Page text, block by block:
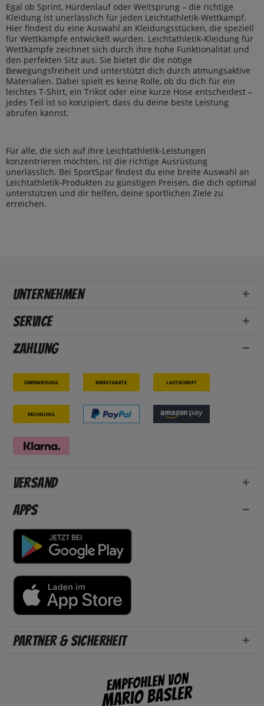
Egal ob Sprint, Hürdenlauf oder Weitsprung – die richtige
Kleidung ist unerlässlich für jeden Leichtathletik-Wettkampf.
Hier findest du eine Auswahl an Kleidungsstücken, die speziell
für Wettkämpfe entwickelt wurden. Leichtathletik-Kleidung für
Wettkämpfe zeichnet sich durch ihre hohe Funktionalität und
den perfekten Sitz aus. Sie bietet dir die nötige
Bewegungsfreiheit und unterstützt dich durch atmungsaktive
Materialien. Dabei spielt es keine Rolle, ob du dich für ein
leichtes T-Shirt, ein Trikot oder eine kurze Hose entscheidest –
jedes Teil ist so konzipiert, dass du deine beste Leistung
abrufen kannst.
Für alle, die sich auf ihre Leichtathletik-Leistungen
konzentrieren möchten, ist die richtige Ausrüstung
unerlässlich. Bei SportSpar findest du eine breite Auswahl an
Leichtathletik-Produkten zu günstigen Preisen, die dich optimal
unterstützen und dir helfen, deine sportlichen Ziele zu
erreichen.
Unternehmen
Service
Zahlung
Überweisung Kreditkarte Lastschrift
Rechnung
Versand
Apps
Partner & Sicherheit